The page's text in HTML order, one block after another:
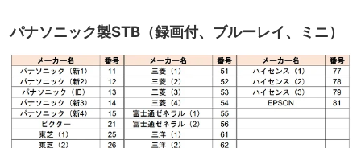
パナソニック製STB（録画付、ブルーレイ、ミニ）